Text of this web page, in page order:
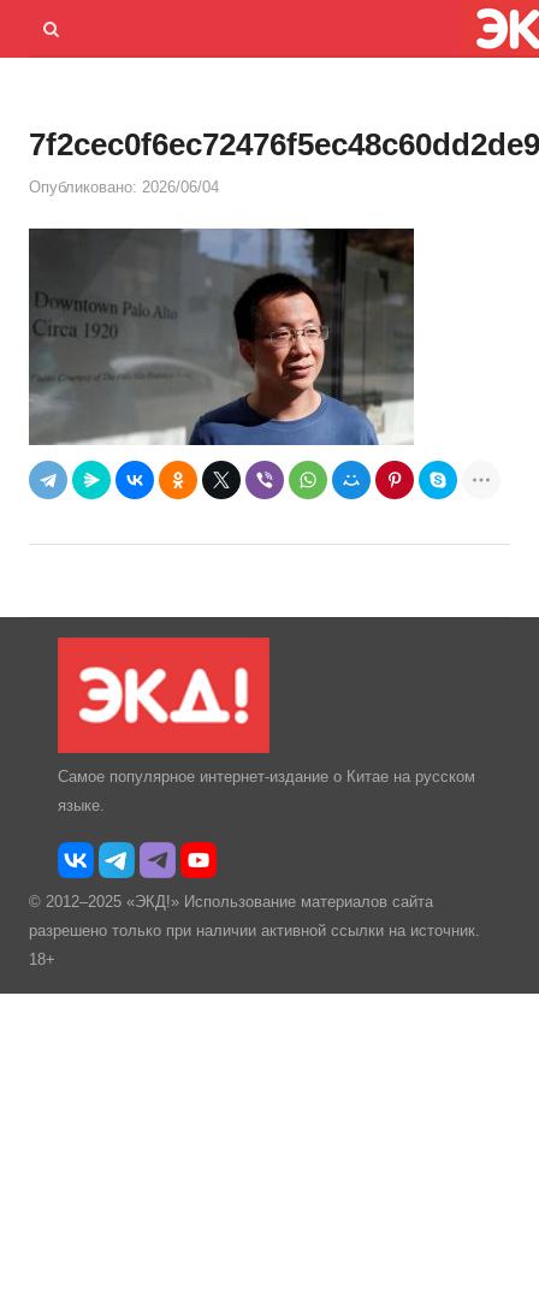
Menu
Открыть
Опубликовано: 2026/06/04
Самое популярное интернет-издание о Китае на русском
языке.
© 2012–2025 «ЭКД!» Использование материалов сайта
разрешено только при наличии активной ссылки на источник.
18+